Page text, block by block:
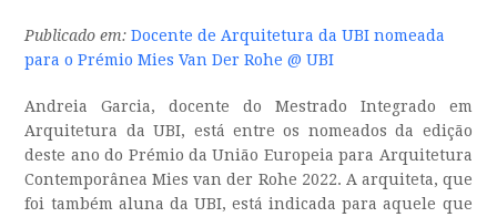
Publicado em: Docente de Arquitetura da UBI nomeada
para o Prémio Mies Van Der Rohe @ UBI
Andreia Garcia, docente do Mestrado Integrado em
Arquitetura da UBI, está entre os nomeados da edição
deste ano do Prémio da União Europeia para Arquitetura
Contemporânea Mies van der Rohe 2022. A arquiteta, que
foi também aluna da UBI, está indicada para aquele que